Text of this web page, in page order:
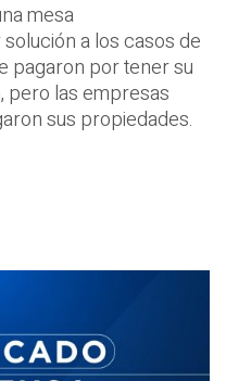
mesa
a los casos de
pagaron por tener su
pero las empresas
sus propiedades.